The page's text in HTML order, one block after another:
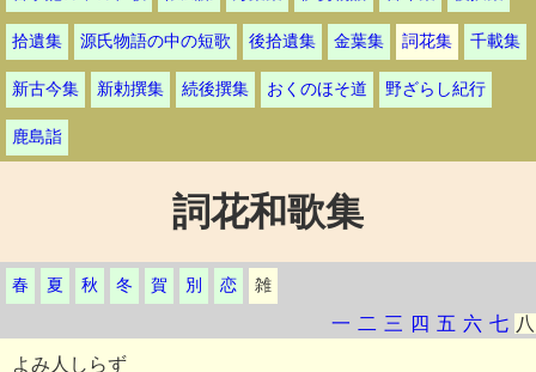
拾遺集 源氏物語の中の短歌 後拾遺集 金葉集 詞花集 千載集
新古今集 新勅撰集 続後撰集 おくのほそ道 野ざらし紀行
鹿島詣
詞花和歌集
春 夏 秋 冬 賀 別 恋 雑
一 二 三 四 五 六 七 八
よみ人しらず